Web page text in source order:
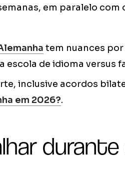
em paralelo
tem nuances
de idioma versus
inclusive acordos
em 2026?.
durante